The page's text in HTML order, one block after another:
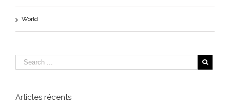
World
Articles récents